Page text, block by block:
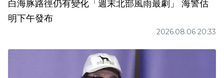
白海豚路徑仍有變化「週末北部風雨最劇」 海警估
明下午發布
2026.08.06 20:33